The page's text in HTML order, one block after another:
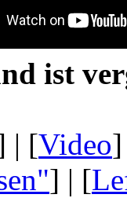
ist
| [Video
] | [